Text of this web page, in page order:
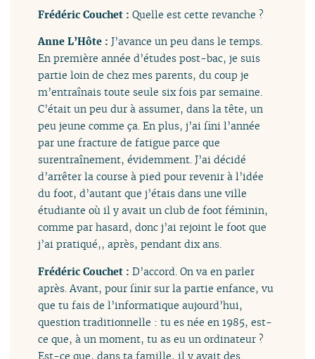
Frédéric Couchet :Quelle est cette revanche ?
Anne L’Hôte :J’avance un peu dans le temps.
En première année d’études post-bac, je suis
partie loin de chez mes parents, du coup je
m’entraînais toute seule six fois par semaine.
C’était un peu dur à assumer, dans la tête, un
peu jeune comme ça. En plus, j’ai fini l’année
par une fracture de fatigue parce que
surentraînement, évidemment. J’ai décidé
d’arrêter la course à pied pour revenir à l’idée
du foot, d’autant que j’étais dans une ville
étudiante où il y avait un club de foot féminin,
comme par hasard, donc j’ai rejoint le foot que
j’ai pratiqué,, après, pendant dix ans.
Frédéric Couchet :D’accord. On va en parler
après. Avant, pour finir sur la partie enfance, vu
que tu fais de l’informatique aujourd’hui,
question traditionnelle : tu es née en 1985, est-
ce que, à un moment, tu as eu un ordinateur ?
Est-ce que, dans ta famille, il y avait des